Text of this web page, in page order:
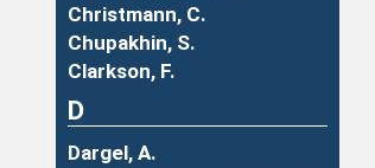
Christmann, C.
Chupakhin, S.
Clarkson, F.
D
Dargel, A.